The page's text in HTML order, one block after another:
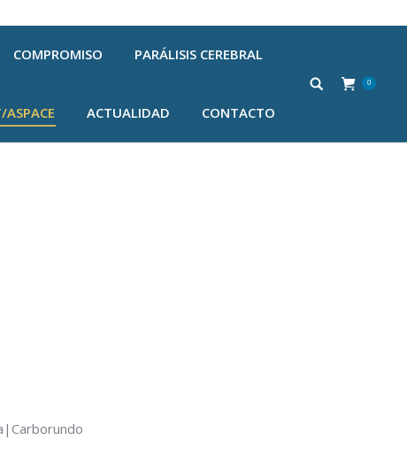
COMPROMISO PARÁLISIS CEREBRAL
ASPACE ACTUALIDAD CONTACTO
0